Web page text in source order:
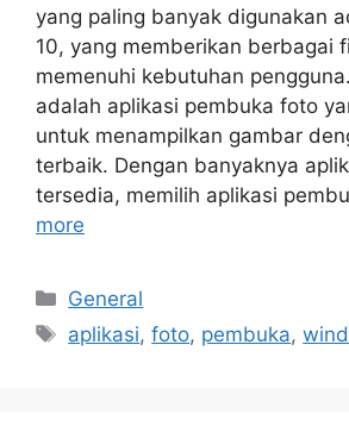
yang paling banyak digunakan
10, yang memberikan berbagai
memenuhi kebutuhan
adalah aplikasi pembuka foto
untuk menampilkan gambar
terbaik. Dengan banyaknya
tersedia, memilih aplikasi
more
Categories
General
Tags
aplikasi,foto, pembuka,